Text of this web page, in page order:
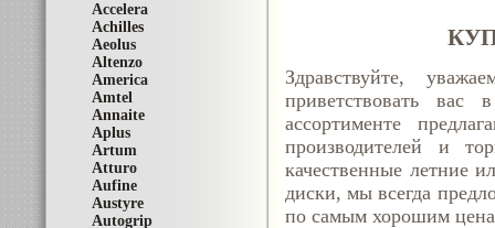
Accelera
Achilles
Aeolus
Altenzo
America
Amtel
Annaite
Aplus
Artum
Atturo
Aufine
Austyre
Autogrip
Здравствуйте,
приветствовать
ассортименте
производителей и
качественные летние
диски, мы всегда
по самым хорошим